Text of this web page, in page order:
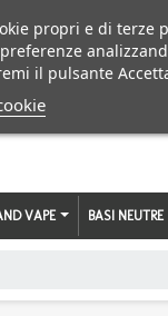
VAPE BASI NEUTRE
propri e di
il pulsante